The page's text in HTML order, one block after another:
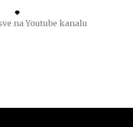
na Youtube kanalu